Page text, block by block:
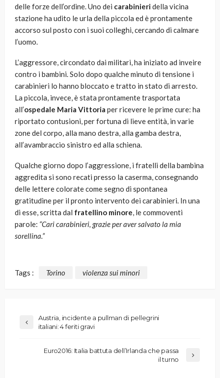
delle forze dell’ordine. Uno dei carabinieridella vicina
stazione ha udito le urla della piccola ed è prontamente
accorso sul posto con i suoi colleghi, cercando di calmare
l’uomo.
L’aggressore, circondato dai militari, ha iniziato ad inveire
contro i bambini. Solo dopo qualche minuto di tensione i
carabinieri lo hanno bloccato e tratto in stato di arresto.
La piccola, invece, è stata prontamente trasportata
all’ospedale Maria Vittoria per ricevere le prime cure: ha
riportato contusioni, per fortuna di lieve entità, in varie
zone del corpo, alla mano destra, alla gamba destra,
all’avambraccio sinistro ed alla schiena.
Qualche giorno dopo l’aggressione, i fratelli della bambina
aggredita si sono recati presso la caserma, consegnando
delle lettere colorate come segno di spontanea
gratitudine per il pronto intervento dei carabinieri. In una
di esse, scritta dal fratellino minore, le commoventi
parole: “Cari carabinieri, grazie per aver salvato la mia
sorellina.”
Tags : Torino violenza sui minori
Austria, incidente a pullman di pellegrini
italiani: 4 feriti gravi
Euro2016: Italia battuta dell’Irlanda che passa
il turno